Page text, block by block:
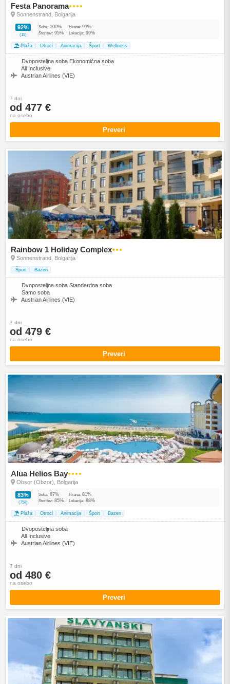
Festa Panorama●●●●
Sonnenstrand, Bolgarija
92%
(15)
Soba: 100% Hrana: 93%
Storitev: 95% Lokacija: 99%
Plaža Otroci Animacija Šport Wellness
Dvoposteljna soba Ekonomična soba
All Inclusive
Austrian Airlines (VIE)
7 dni
od 477 €
na osebo
Preveri
Rainbow 1 Holiday Complex●●●
Sonnenstrand, Bolgarija
Šport Bazen
Dvoposteljna soba Standardna soba
Samo soba
Austrian Airlines (VIE)
7 dni
od 479 €
na osebo
Preveri
Alua Helios Bay●●●●
Obsor (Obzor), Bolgarija
83%
(758)
Soba: 87% Hrana: 81%
Storitev: 85% Lokacija: 88%
Plaža Otroci Animacija Šport Bazen
Dvoposteljna soba
All Inclusive
Austrian Airlines (VIE)
7 dni
od 480 €
na osebo
Preveri